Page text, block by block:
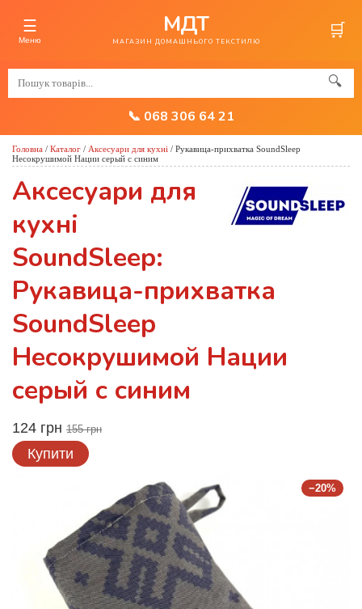
☰
Меню
МДТ
МАГАЗИН ДОМАШНЬОГО ТЕКСТИЛЮ 🛒
🔍
📞 068 306 64 21
Головна / Каталог / Аксесуари для кухні / Рукавица-прихватка SoundSleep
Несокрушимой Нации серый с синим
Аксесуари для
кухні
SoundSleep:
Рукавица-прихватка
SoundSleep
Несокрушимой Нации
серый с синим
124 грн 155 грн
Купити
−20%